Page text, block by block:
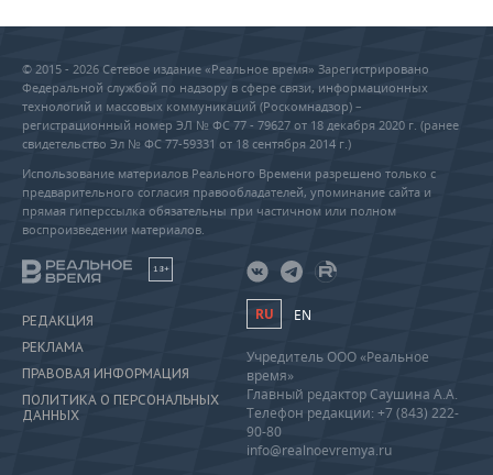
© 2015 - 2026 Сетевое издание «Реальное время» Зарегистрировано
Федеральной службой по надзору в сфере связи, информационных
технологий и массовых коммуникаций (Роскомнадзор) –
регистрационный номер ЭЛ № ФС 77 - 79627 от 18 декабря 2020 г. (ранее
свидетельство Эл № ФС 77-59331 от 18 сентября 2014 г.)
Использование материалов Реального Времени разрешено только с
предварительного согласия правообладателей, упоминание сайта и
прямая гиперссылка обязательны при частичном или полном
воспроизведении материалов.
18+
РЕДАКЦИЯ
РЕКЛАМА
ПРАВОВАЯ ИНФОРМАЦИЯ
ПОЛИТИКА О ПЕРСОНАЛЬНЫХ
ДАННЫХ
RU EN
Учредитель ООО «Реальное
время»
Главный редактор Саушина А.А.
Телефон редакции: +7 (843) 222-
90-80
info@realnoevremya.ru